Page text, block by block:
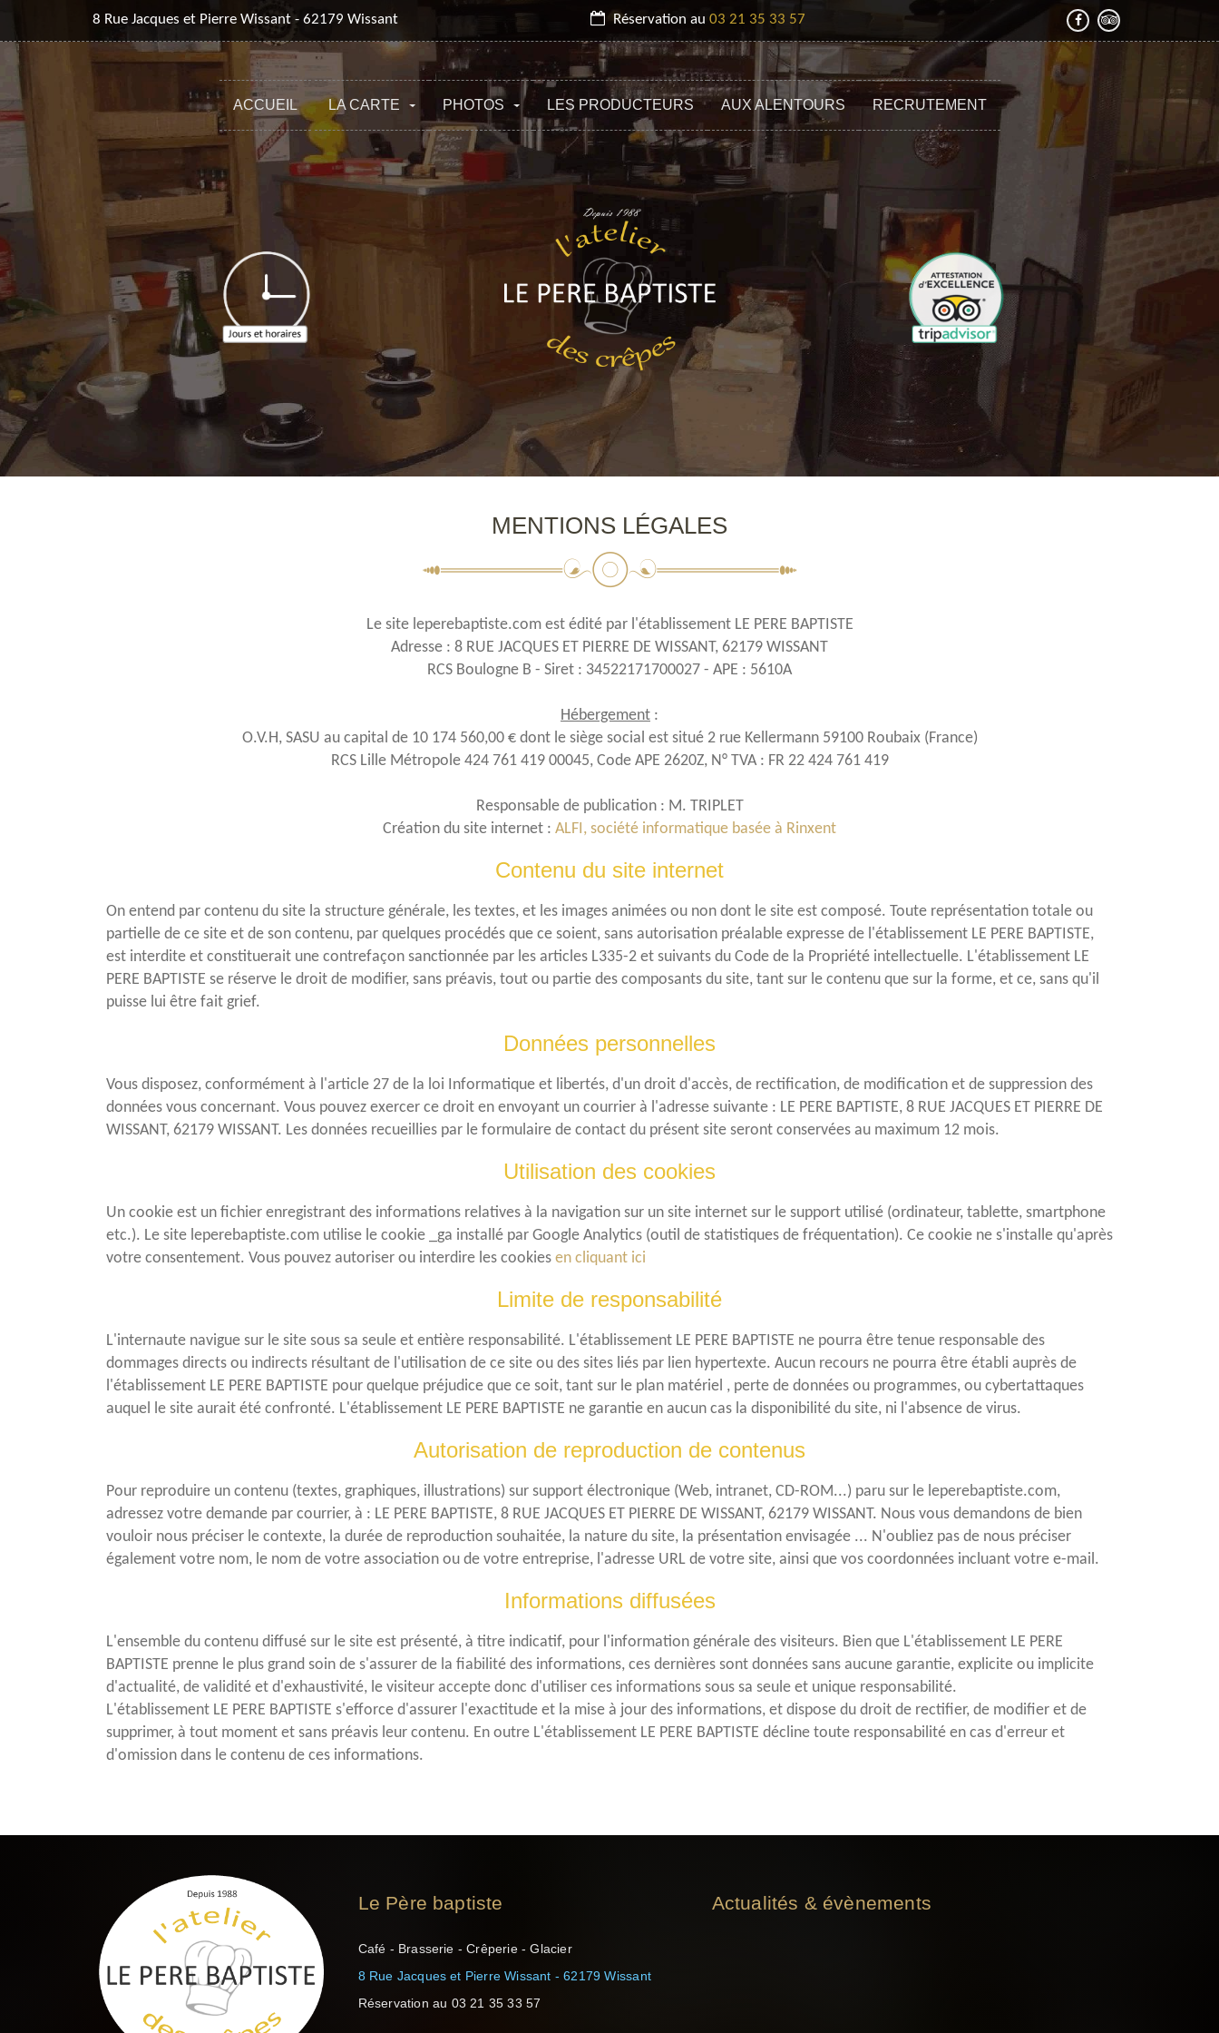
8 Rue Jacques et Pierre Wissant - 62179 Wissant Réservation au 03 21 35 33 57
ACCUEIL LA CARTE PHOTOS LES PRODUCTEURS AUX ALENTOURS RECRUTEMENT
MENTIONS LÉGALES
Le site leperebaptiste.com est édité par l'établissement LE PERE BAPTISTE
Adresse : 8 RUE JACQUES ET PIERRE DE WISSANT, 62179 WISSANT
RCS Boulogne B - Siret : 34522171700027 - APE : 5610A
Hébergement :
O.V.H, SASU au capital de 10 174 560,00 € dont le siège social est situé 2 rue Kellermann 59100 Roubaix (France)
RCS Lille Métropole 424 761 419 00045, Code APE 2620Z, N° TVA : FR 22 424 761 419
Responsable de publication : M. TRIPLET
Création du site internet : ALFI, société informatique basée à Rinxent
Contenu du site internet
On entend par contenu du site la structure générale, les textes, et les images animées ou non dont le site est composé. Toute représentation totale ou
partielle de ce site et de son contenu, par quelques procédés que ce soient, sans autorisation préalable expresse de l'établissement LE PERE BAPTISTE,
est interdite et constituerait une contrefaçon sanctionnée par les articles L335-2 et suivants du Code de la Propriété intellectuelle. L'établissement LE
PERE BAPTISTE se réserve le droit de modifier, sans préavis, tout ou partie des composants du site, tant sur le contenu que sur la forme, et ce, sans qu'il
puisse lui être fait grief.
Données personnelles
Vous disposez, conformément à l'article 27 de la loi Informatique et libertés, d'un droit d'accès, de rectification, de modification et de suppression des
données vous concernant. Vous pouvez exercer ce droit en envoyant un courrier à l'adresse suivante : LE PERE BAPTISTE, 8 RUE JACQUES ET PIERRE DE
WISSANT, 62179 WISSANT. Les données recueillies par le formulaire de contact du présent site seront conservées au maximum 12 mois.
Utilisation des cookies
Un cookie est un fichier enregistrant des informations relatives à la navigation sur un site internet sur le support utilisé (ordinateur, tablette, smartphone
etc.). Le site leperebaptiste.com utilise le cookie _ga installé par Google Analytics (outil de statistiques de fréquentation). Ce cookie ne s'installe qu'après
votre consentement. Vous pouvez autoriser ou interdire les cookies en cliquant ici
Limite de responsabilité
L'internaute navigue sur le site sous sa seule et entière responsabilité. L'établissement LE PERE BAPTISTE ne pourra être tenue responsable des
dommages directs ou indirects résultant de l'utilisation de ce site ou des sites liés par lien hypertexte. Aucun recours ne pourra être établi auprès de
l'établissement LE PERE BAPTISTE pour quelque préjudice que ce soit, tant sur le plan matériel , perte de données ou programmes, ou cybertattaques
auquel le site aurait été confronté. L'établissement LE PERE BAPTISTE ne garantie en aucun cas la disponibilité du site, ni l'absence de virus.
Autorisation de reproduction de contenus
Pour reproduire un contenu (textes, graphiques, illustrations) sur support électronique (Web, intranet, CD-ROM...) paru sur le leperebaptiste.com,
adressez votre demande par courrier, à : LE PERE BAPTISTE, 8 RUE JACQUES ET PIERRE DE WISSANT, 62179 WISSANT. Nous vous demandons de bien
vouloir nous préciser le contexte, la durée de reproduction souhaitée, la nature du site, la présentation envisagée ... N'oubliez pas de nous préciser
également votre nom, le nom de votre association ou de votre entreprise, l'adresse URL de votre site, ainsi que vos coordonnées incluant votre e-mail.
Informations diffusées
L'ensemble du contenu diffusé sur le site est présenté, à titre indicatif, pour l'information générale des visiteurs. Bien que L'établissement LE PERE
BAPTISTE prenne le plus grand soin de s'assurer de la fiabilité des informations, ces dernières sont données sans aucune garantie, explicite ou implicite
d'actualité, de validité et d'exhaustivité, le visiteur accepte donc d'utiliser ces informations sous sa seule et unique responsabilité.
L'établissement LE PERE BAPTISTE s'efforce d'assurer l'exactitude et la mise à jour des informations, et dispose du droit de rectifier, de modifier et de
supprimer, à tout moment et sans préavis leur contenu. En outre L'établissement LE PERE BAPTISTE décline toute responsabilité en cas d'erreur et
d'omission dans le contenu de ces informations.
Le Père baptiste
Café - Brasserie - Crêperie - Glacier
8 Rue Jacques et Pierre Wissant - 62179 Wissant
Réservation au 03 21 35 33 57
Actualités & évènements